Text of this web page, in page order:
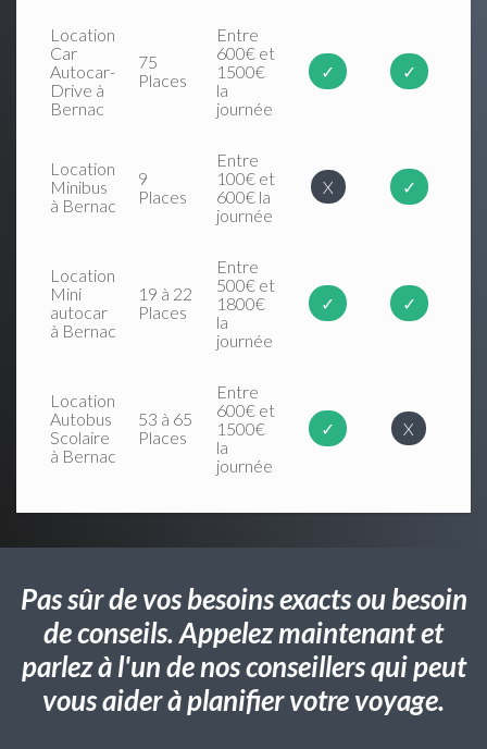
Location
Car
Autocar-
Drive à
Bernac
75
Places
Entre
600€ et
1500€
la
journée
✓ ✓
Location
Minibus
à Bernac
9
Places
Entre
100€ et
600€ la
journée
X ✓
Location
Mini
autocar
à Bernac
19 à 22
Places
Entre
500€ et
1800€
la
journée
✓ ✓
Location
Autobus
Scolaire
à Bernac
53 à 65
Places
Entre
600€ et
1500€
la
journée
✓ X
Pas sûr de vos besoins exacts ou besoin
de conseils. Appelez maintenant et
parlez à l'un de nos conseillers qui peut
vous aider à planifier votre voyage.